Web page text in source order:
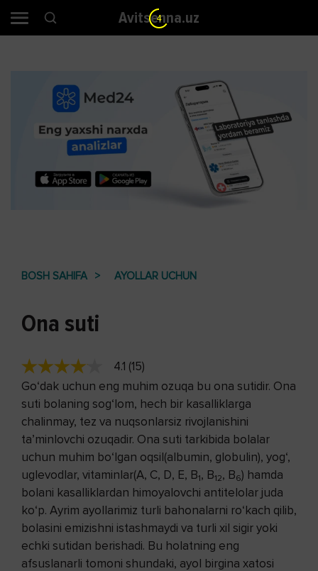
Avitsenna.uz
BOSH SAHIFA AYOLLAR UCHUN
Ona suti
4.1 (15)
Go‘dak uchun eng muhim ozuqa bu ona sutidir. Ona
suti bolaning sog‘lom, hech bir kasalliklarga
chalinmay, tez va nuqsonlarsiz rivojlanishini
ta’minlovchi ozuqadir. Ona suti tarkibida bolalar
uchun muhim bo‘lgan oqsil(albumin, globulin), yog‘,
uglevodlar, vitaminlar(A, C, D, E, B1, B12, B6) hamda
bolani kasalliklardan himoyalovchi antitelolar juda
ko‘p. Ayrim ayollarimiz turli bahonalarni ro‘kach qilib,
bolasini emizishni istashmaydi va turli xil sigir yoki
echki sutidan berishadi. Bu holatning eng
afsuslanarli tomoni shundaki, ayol birgina xatosi
3